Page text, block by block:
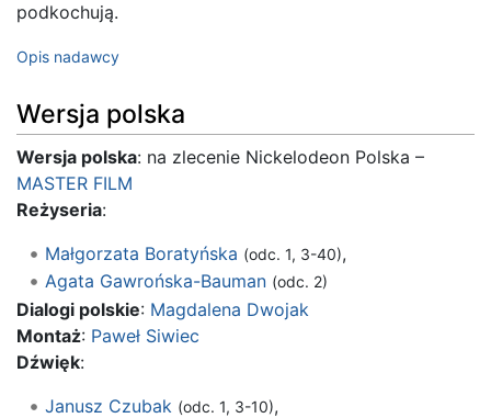
podkochują.
Opis nadawcy
Wersja polska
Wersja polska: na zlecenie Nickelodeon Polska –
MASTER FILM
Reżyseria:
Małgorzata Boratyńska (odc. 1, 3-40),
Agata Gawrońska-Bauman (odc. 2)
Dialogi polskie: Magdalena Dwojak
Montaż: Paweł Siwiec
Dźwięk:
Janusz Czubak (odc. 1, 3-10),